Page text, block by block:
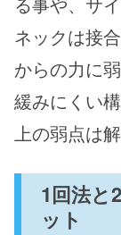
ネックは接
からの力に
緩みにくい
上の弱点は
1回法と
ット